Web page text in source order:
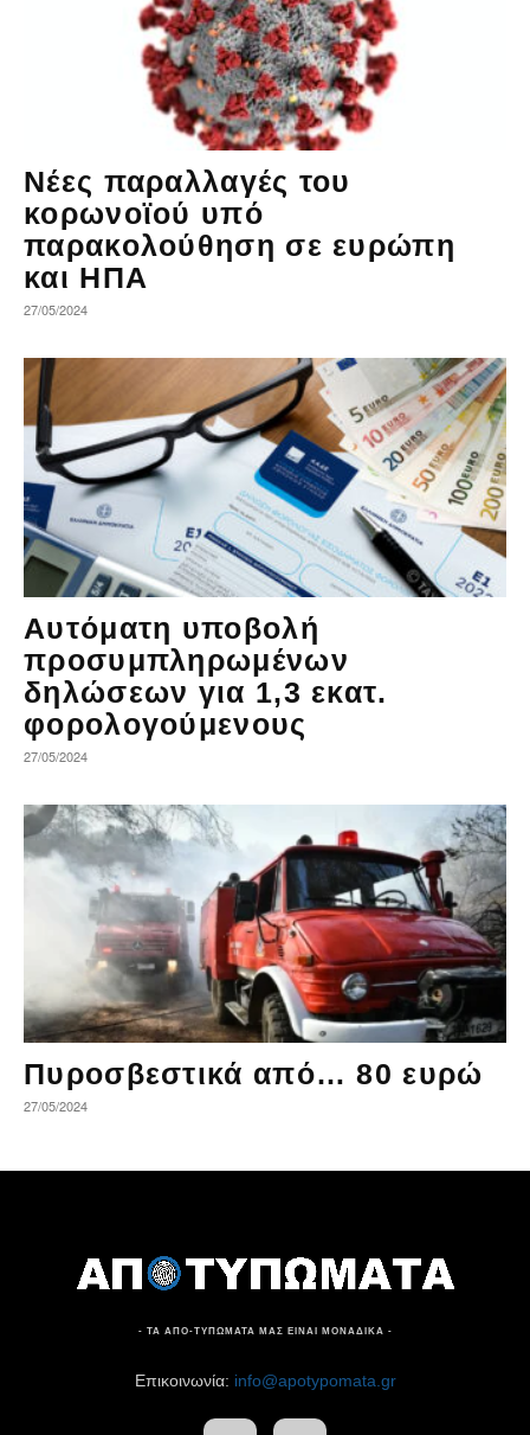
Νέες παραλλαγές του
κορωνοϊού υπό
παρακολούθηση σε ευρώπη
και ΗΠΑ
27/05/2024
Αυτόματη υποβολή
προσυμπληρωμένων
δηλώσεων για 1,3 εκατ.
φορολογούμενους
27/05/2024
Πυροσβεστικά από… 80 ευρώ
27/05/2024
- ΤΑ ΑΠΟ-ΤΥΠΩΜΑΤΑ ΜΑΣ ΕΙΝΑΙ ΜΟΝΑΔΙΚΑ -
Επικοινωνία: info@apotypomata.gr